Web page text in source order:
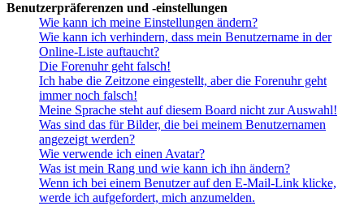
Benutzerpräferenzen und -einstellungen
Wie kann ich meine Einstellungen ändern?
Wie kann ich verhindern, dass mein Benutzername in der
Online-Liste auftaucht?
Die Forenuhr geht falsch!
Ich habe die Zeitzone eingestellt, aber die Forenuhr geht
immer noch falsch!
Meine Sprache steht auf diesem Board nicht zur Auswahl!
Was sind das für Bilder, die bei meinem Benutzernamen
angezeigt werden?
Wie verwende ich einen Avatar?
Was ist mein Rang und wie kann ich ihn ändern?
Wenn ich bei einem Benutzer auf den E-Mail-Link klicke,
werde ich aufgefordert, mich anzumelden.